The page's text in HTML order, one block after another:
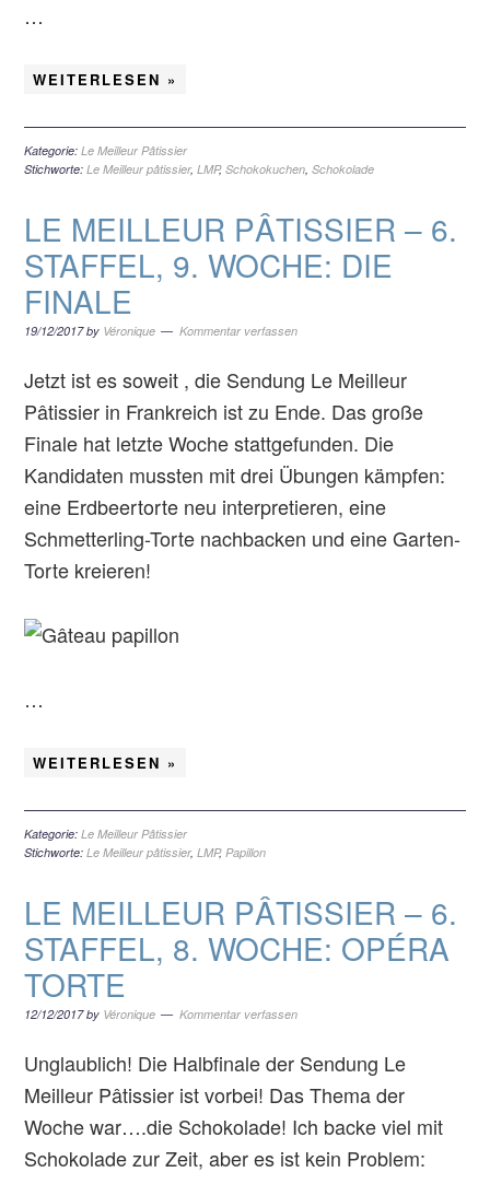
…
WEITERLESEN »
Kategorie:Le Meilleur Pâtissier
Stichworte:Le Meilleur pâtissier,LMP,Schokokuchen,Schokolade
LE MEILLEUR PÂTISSIER – 6.
STAFFEL, 9. WOCHE: DIE
FINALE
19/12/2017by Véronique Kommentar verfassen
Jetzt ist es soweit , die Sendung Le Meilleur
Pâtissier in Frankreich ist zu Ende. Das große
Finale hat letzte Woche stattgefunden. Die
Kandidaten mussten mit drei Übungen kämpfen:
eine Erdbeertorte neu interpretieren, eine
Schmetterling-Torte nachbacken und eine Garten-
Torte kreieren!
…
WEITERLESEN »
Kategorie:Le Meilleur Pâtissier
Stichworte:Le Meilleur pâtissier,LMP,Papillon
LE MEILLEUR PÂTISSIER – 6.
STAFFEL, 8. WOCHE: OPÉRA
TORTE
12/12/2017by Véronique Kommentar verfassen
Unglaublich! Die Halbfinale der Sendung Le
Meilleur Pâtissier ist vorbei! Das Thema der
Woche war….die Schokolade! Ich backe viel mit
Schokolade zur Zeit, aber es ist kein Problem: